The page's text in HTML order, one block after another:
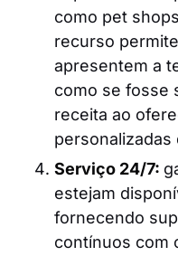
como pet
recurso
apresentem a
como se fosse
receita ao
Serviço 24/7:
estejam
fornecendo
contínuos com